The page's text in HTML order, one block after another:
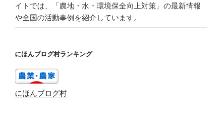
イトでは、「農地・水・環境保全向上対策」の最新情報
や全国の活動事例を紹介しています。
にほんブログ村ランキング
にほんブログ村